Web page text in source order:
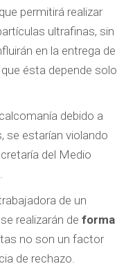
que permitirá realizar
ultrafinas, sin
en la entrega de
ésta depende solo
debido a
se estarían violando
del Medio
de un
realizarán de forma
no son un factor
de rechazo.